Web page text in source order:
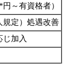
～有資格者）
規定）処遇改善
じ加入